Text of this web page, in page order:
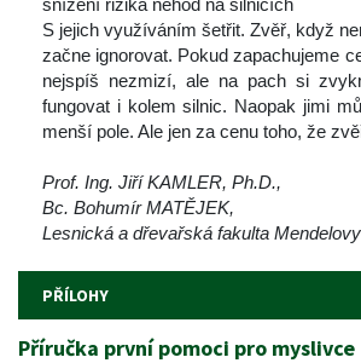
S jejich využíváním šetřit. Zvěř, když
začne ignorovat. Pokud zapachujeme
nejspíš nezmizí, ale na pach si
fungovat i kolem silnic. Naopak jimi
menší pole. Ale jen za cenu toho, že
Prof. Ing. Jiří KAMLER, Ph.D.,
Bc. Bohumír MATĚJEK,
Lesnická a dřevařská fakulta
PŘÍLOHY
Příručka první pomoci pro myslivce